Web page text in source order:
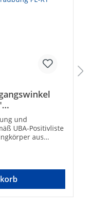
PE-RT
und
UBA-Positivliste
aus
16 x 2